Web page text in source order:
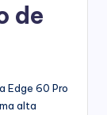
de
Edge 60 Pro
alta